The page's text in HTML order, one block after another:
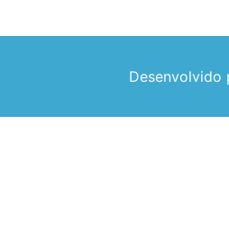
Desenvolvido